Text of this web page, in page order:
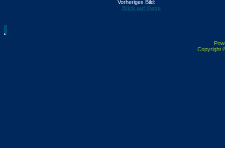
Vorheriges Bild:
Blick auf Oege
Copyright